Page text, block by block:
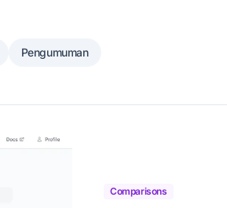
Pengumuman
Comparisons